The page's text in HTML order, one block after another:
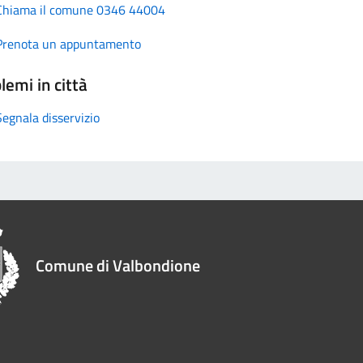
il comune 0346 44004
un appuntamento
in città
disservizio
Comune di Valbondione